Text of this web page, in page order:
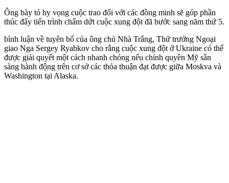
Ông bày tỏ hy vọng cuộc trao đổi với các đồng minh sẽ góp phần
thúc đẩy tiến trình chấm dứt cuộc xung đột đã bước sang năm thứ 5.
bình luận về tuyên bố của ông chủ Nhà Trắng, Thứ trưởng Ngoại
giao Nga Sergey Ryabkov cho rằng cuộc xung đột ở Ukraine có thể
được giải quyết một cách nhanh chóng nếu chính quyền Mỹ sẵn
sàng hành động trên cơ sở các thỏa thuận đạt được giữa Moskva và
Washington tại Alaska.